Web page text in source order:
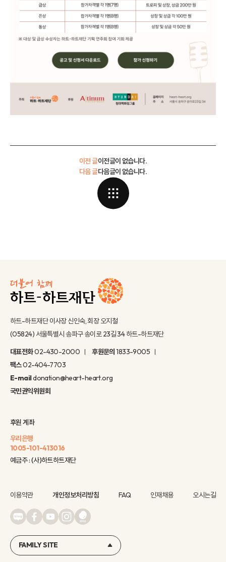
이전 글이전글이 없습니다.
다음글이 없습니다.
다음 글
하트-하트재단 이사장 신인숙, 회장 오지철
(05824) 서울특별시 송파구 송이로 23길 34 하트-하트재단
대표전화02-430-2000 후원문의1833-9005
팩스02-404-7703
E-maildonation@heart-heart.org
국민권익위원회
후원 계좌
우리은행
1005-101-413016
예금주 : (사)하트하트재단
이용약관 개인정보처리방침 FAQ 인재채용 오시는길
FAMILY SITE